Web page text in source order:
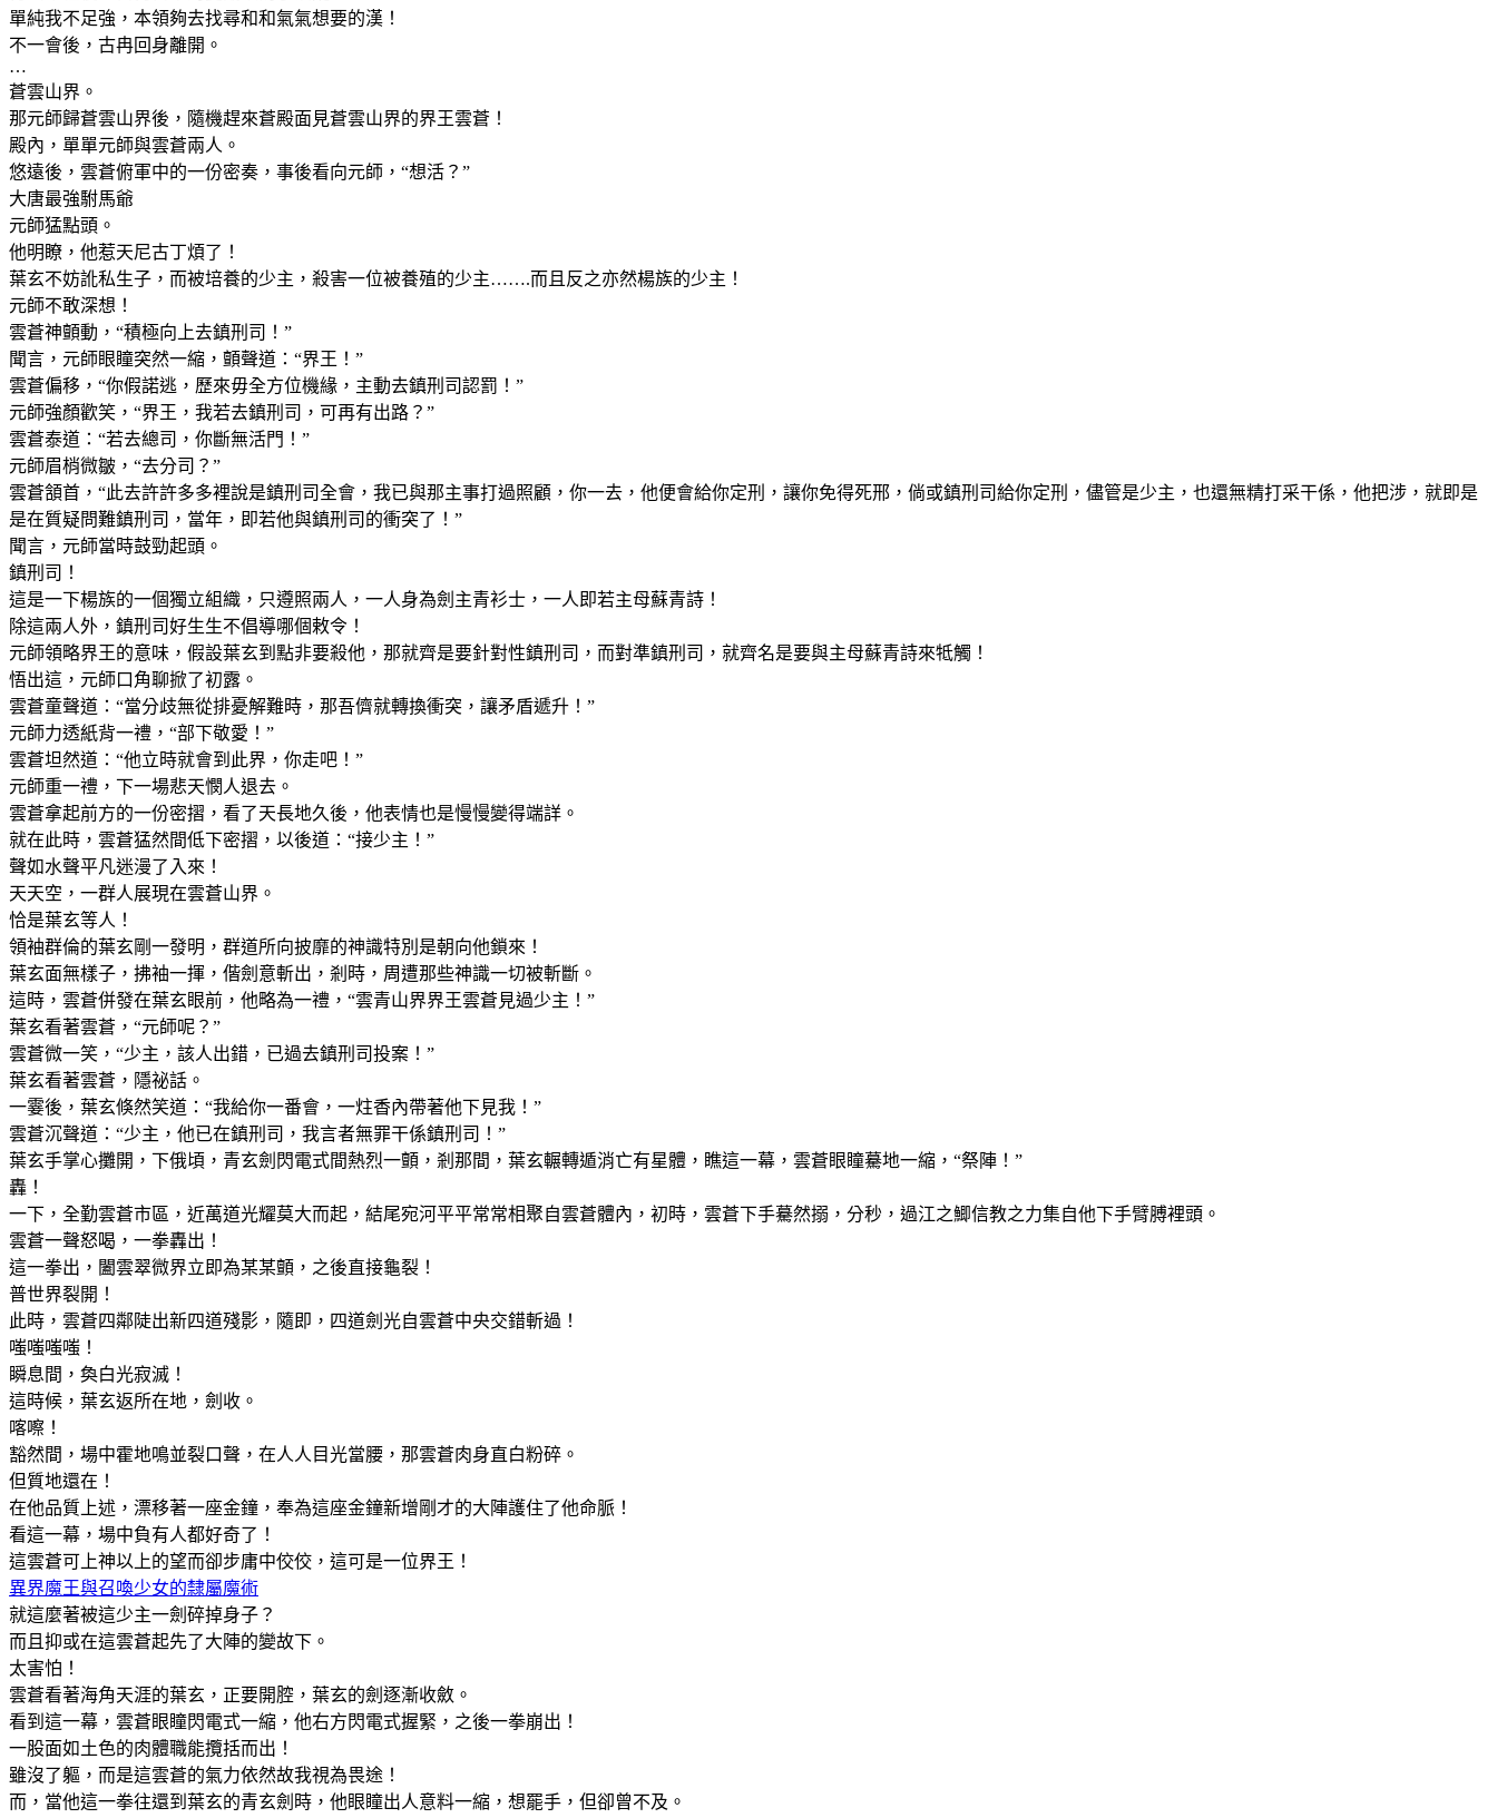
單純我不足強，本領夠去找尋和和氣氣想要的漢！
不一會後，古冉回身離開。
…
蒼雲山界。
那元師歸蒼雲山界後，隨機趕來蒼殿面見蒼雲山界的界王雲蒼！
殿內，單單元師與雲蒼兩人。
悠遠後，雲蒼俯軍中的一份密奏，事後看向元師，“想活？”
大唐最強駙馬爺
元師猛點頭。
他明瞭，他惹天尼古丁煩了！
葉玄不妨訛私生子，而被培養的少主，殺害一位被養殖的少主…….而且反之亦然楊族的少主！
元師不敢深想！
雲蒼神顫動，“積極向上去鎮刑司！”
聞言，元師眼瞳突然一縮，顫聲道：“界王！”
雲蒼偏移，“你假諾逃，歷來毋全方位機緣，主動去鎮刑司認罰！”
元師強顏歡笑，“界王，我若去鎮刑司，可再有出路？”
雲蒼泰道：“若去總司，你斷無活門！”
元師眉梢微皺，“去分司？”
雲蒼頷首，“此去許許多多裡說是鎮刑司全會，我已與那主事打過照顧，你一去，他便會給你定刑，讓你免得死邢，倘或鎮刑司給你定刑，儘管是少主，也還無精打采干係，他把涉，就即是
是在質疑問難鎮刑司，當年，即若他與鎮刑司的衝突了！”
聞言，元師當時鼓勁起頭。
鎮刑司！
這是一下楊族的一個獨立組織，只遵照兩人，一人身為劍主青衫士，一人即若主母蘇青詩！
除這兩人外，鎮刑司好生生不倡導哪個敕令！
元師領略界王的意味，假設葉玄到點非要殺他，那就齊是要針對性鎮刑司，而對準鎮刑司，就齊名是要與主母蘇青詩來牴觸！
悟出這，元師口角聊掀了初露。
雲蒼童聲道：“當分歧無從排憂解難時，那吾儕就轉換衝突，讓矛盾遞升！”
元師力透紙背一禮，“部下敬愛！”
雲蒼坦然道：“他立時就會到此界，你走吧！”
元師重一禮，下一場悲天憫人退去。
雲蒼拿起前方的一份密摺，看了天長地久後，他表情也是慢慢變得端詳。
就在此時，雲蒼猛然間低下密摺，以後道：“接少主！”
聲如水聲平凡迷漫了入來！
天天空，一群人展現在雲蒼山界。
恰是葉玄等人！
領袖群倫的葉玄剛一發明，群道所向披靡的神識特別是朝向他鎖來！
葉玄面無樣子，拂袖一揮，偕劍意斬出，剎時，周遭那些神識一切被斬斷。
這時，雲蒼併發在葉玄眼前，他略為一禮，“雲青山界界王雲蒼見過少主！”
葉玄看著雲蒼，“元師呢？”
雲蒼微一笑，“少主，該人出錯，已過去鎮刑司投案！”
葉玄看著雲蒼，隱祕話。
一霎後，葉玄倏然笑道：“我給你一番會，一炷香內帶著他下見我！”
雲蒼沉聲道：“少主，他已在鎮刑司，我言者無罪干係鎮刑司！”
葉玄手掌心攤開，下俄頃，青玄劍閃電式間熱烈一顫，剎那間，葉玄輾轉遁消亡有星體，瞧這一幕，雲蒼眼瞳驀地一縮，“祭陣！”
轟！
一下，全勤雲蒼市區，近萬道光耀莫大而起，結尾宛河平平常常相聚自雲蒼體內，初時，雲蒼下手驀然搦，分秒，過江之鯽信教之力集自他下手臂膊裡頭。
雲蒼一聲怒喝，一拳轟出！
這一拳出，闔雲翠微界立即為某某顫，之後直接龜裂！
普世界裂開！
此時，雲蒼四鄰陡出新四道殘影，隨即，四道劍光自雲蒼中央交錯斬過！
嗤嗤嗤嗤！
瞬息間，奐白光寂滅！
這時候，葉玄返所在地，劍收。
喀嚓！
豁然間，場中霍地鳴並裂口聲，在人人目光當腰，那雲蒼肉身直白粉碎。
但質地還在！
在他品質上述，漂移著一座金鐘，奉為這座金鐘新增剛才的大陣護住了他命脈！
看這一幕，場中負有人都好奇了！
這雲蒼可上神以上的望而卻步庸中佼佼，這可是一位界王！
異界魔王與召喚少女的隸屬魔術
就這麼著被這少主一劍碎掉身子？
而且抑或在這雲蒼起先了大陣的變故下。
太害怕！
雲蒼看著海角天涯的葉玄，正要開腔，葉玄的劍逐漸收斂。
看到這一幕，雲蒼眼瞳閃電式一縮，他右方閃電式握緊，之後一拳崩出！
一股面如土色的肉體職能攬括而出！
雖沒了軀，而是這雲蒼的氣力依然故我視為畏途！
而，當他這一拳往還到葉玄的青玄劍時，他眼瞳出人意料一縮，想罷手，但卻曾不及。